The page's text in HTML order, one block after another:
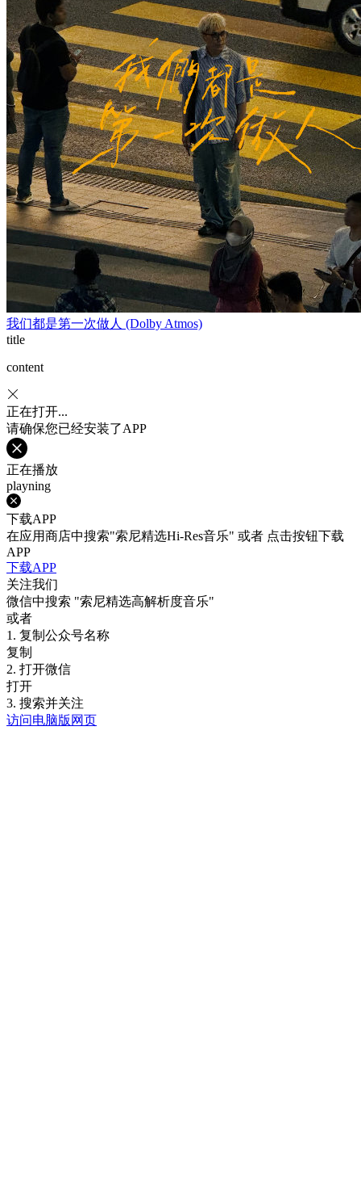
我们都是第一次做人 (Dolby Atmos)
title
content
正在打开...
请确保您已经安装了APP
正在播放
playning
下载APP
在应用商店中搜索"索尼精选Hi-Res音乐" 或者 点击按钮下载
APP
下载APP
关注我们
微信中搜索 "索尼精选高解析度音乐"
或者
1. 复制公众号名称
复制
2. 打开微信
打开
3. 搜索并关注
访问电脑版网页